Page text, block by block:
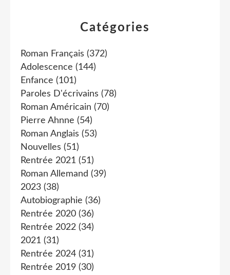
Catégories
Roman Français (372)
Adolescence (144)
Enfance (101)
Paroles D'écrivains (78)
Roman Américain (70)
Pierre Ahnne (54)
Roman Anglais (53)
Nouvelles (51)
Rentrée 2021 (51)
Roman Allemand (39)
2023 (38)
Autobiographie (36)
Rentrée 2020 (36)
Rentrée 2022 (34)
2021 (31)
Rentrée 2024 (31)
Rentrée 2019 (30)